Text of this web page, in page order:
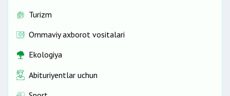
Turizm
Ommaviy axborot vositalari
Ekologiya
Abituriyentlar uchun